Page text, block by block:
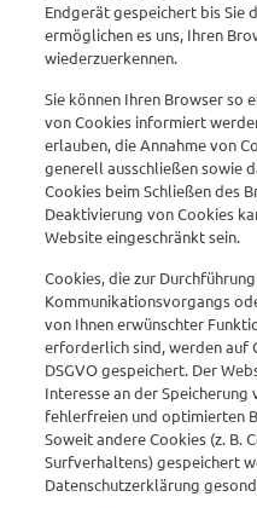
Endgerät gespeichert bis Sie
ermöglichen es uns, Ihren
wiederzuerkennen.
Sie können Ihren Browser so
von Cookies informiert
erlauben, die Annahme von
generell ausschließen sowie
Cookies beim Schließen des
Deaktivierung von Cookies
Website eingeschränkt sein.
Cookies, die zur
Kommunikationsvorgangs
von Ihnen erwünschter
erforderlich sind, werden auf
DSGVO gespeichert. Der
Interesse an der Speicherung
fehlerfreien und optimierten
Soweit andere Cookies (z. B.
Surfverhaltens) gespeichert
Datenschutzerklärung